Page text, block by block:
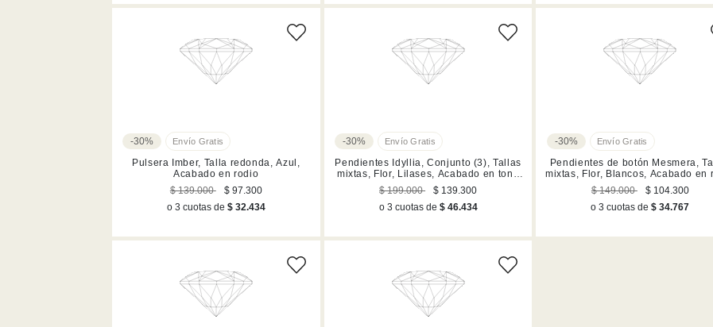
-30%
Pulsera Imber, Talla redonda, Azul,
Acabado en rodio
$ 139.000
$ 97.300
o 3 cuotas de $ 32.434
-30%
Pendientes Idyllia, Conjunto (3), Tallas
mixtas, Flor, Lilases, Acabado en tono
oro
$ 199.000
$ 139.300
o 3 cuotas de $ 46.434
-30%
Pendientes de botón Mesmera,
mixtas, Flor, Blancos, Acabado en
$ 149.000
$ 104.300
o 3 cuotas de$ 34.767